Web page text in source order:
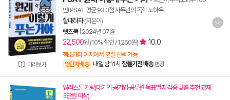
미리보기
만! PSAT 평균 93.3점 사무관의 독학 노하우!
할때하자(지은이)
렛츠북| 2024년 07월
22,500원 (10% 할인 / 1,250원) 10.0
책소개페이지에서 분철 선택 가능
양탄자배송 내일 밤 11시 잠들기전 배송 변경
워리스톤 키링(대기업·공기업·공무원 목표별 자격증 맞춤 추천 교재
3만원 이상)